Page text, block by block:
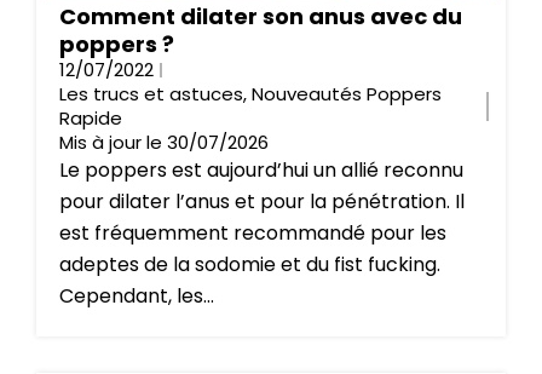
Comment dilater son anus avec du
poppers ?
12/07/2022
Les trucs et astuces,Nouveautés Poppers
Rapide
Mis à jour le 30/07/2026
Le poppers est aujourd’hui un allié reconnu
pour dilater l’anus et pour la pénétration. Il
est fréquemment recommandé pour les
adeptes de la sodomie et du fist fucking.
Cependant, les...